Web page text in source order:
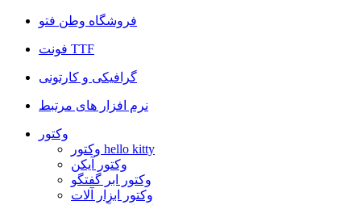
فروشگاه وطن فتو
فونت TTF
گرافیکی و کارتونی
نرم افزار های مرتبط
وکتور
وکتور hello kitty
وکتور آیکن
وکتور ابر گفتگو
وکتور ابزار آلات